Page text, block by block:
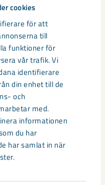
cookies
för att
till
funktioner för
vår trafik. Vi
identifierare
din enhet till de
och
med.
informationen
du har
har samlat in när
13 april 2015
2 april 2015
i Leveäniemi